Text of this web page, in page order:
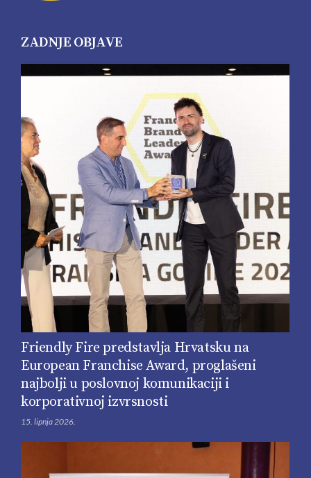
ZADNJE OBJAVE
Friendly Fire predstavlja Hrvatsku na
European Franchise Award, proglašeni
najbolji u poslovnoj komunikaciji i
korporativnoj izvrsnosti
15. lipnja 2026.